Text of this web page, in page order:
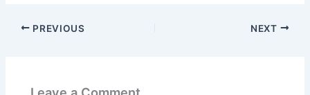
PREVIOUS NEXT